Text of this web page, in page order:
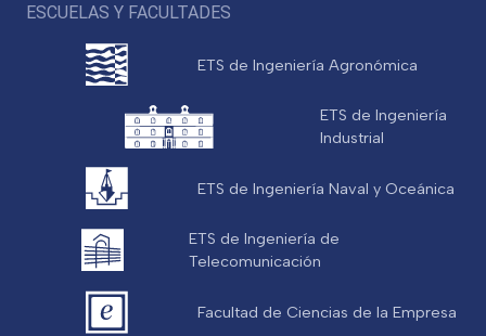
ESCUELAS Y FACULTADES
ETS de Ingeniería Agronómica
ETS de Ingeniería
Industrial
ETS de Ingeniería Naval y Oceánica
ETS de Ingeniería de
Telecomunicación
Facultad de Ciencias de la Empresa